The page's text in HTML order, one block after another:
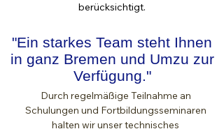
berücksichtigt.
"Ein starkes Team steht Ihnen
in ganz Bremen und Umzu zur
Verfügung."
Durch regelmäßige Teilnahme an
Schulungen und Fortbildungsseminaren
halten wir unser technisches